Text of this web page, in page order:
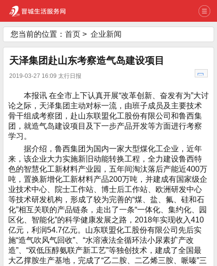
您当前的位置： 首页 > 企业新闻
天泽集团赴山东考察造气岛建设项目
2019-03-27 16:09 太行日报
本报讯 在全市上下认真开展“改革创新、奋发有为”大讨
论之际，天泽集团主动对标一流，由班子成员及主要技术
骨干组成考察团，赴山东联盟化工股份有限公司和鲁西集
团，就造气岛建设项目及下一步产品开发等方面进行考察
学习。
据介绍，鲁西集团为国内一家大型煤化工企业，近年
来，该企业大力实施新旧动能转换工程，全力建设鲁西特
色的智慧化工新材料产业园，五年间淘汰落后产能近400万
吨，置换新增化工新材料产品200万吨，并建成有国家级企
业技术中心、院士工作站、博士后工作站、欧洲研发中心
等技术研发机构，形成了较为完善的“煤、盐、氟、硅和石
化”相互关联的产品链条，走出了一条“一体化、集约化、园
区化、智能化”的科学健康发展之路，2018年实现收入410
亿元，利润54.7亿元。山东联盟化工股份有限公司先后实
施“造气吹风气回收”、“水溶液法全循环法小尿素扩产改
造”、“双低压醇氨联产新工艺”等独创技术，建成了全国最
大乙撑胺生产基地，完成了“乙二胺、二乙烯三胺、哌嗪”三